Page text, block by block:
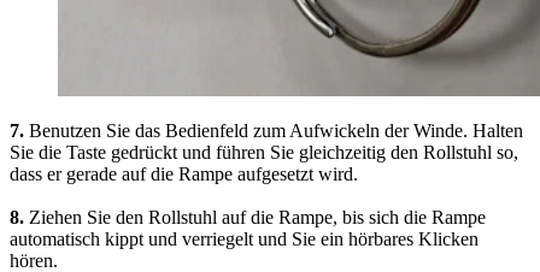
7. Benutzen Sie das Bedienfeld zum Aufwickeln der Winde. Halten
Sie die Taste gedrückt und führen Sie gleichzeitig den Rollstuhl so,
dass er gerade auf die Rampe aufgesetzt wird.
8. Ziehen Sie den Rollstuhl auf die Rampe, bis sich die Rampe
automatisch kippt und verriegelt und Sie ein hörbares Klicken
hören.